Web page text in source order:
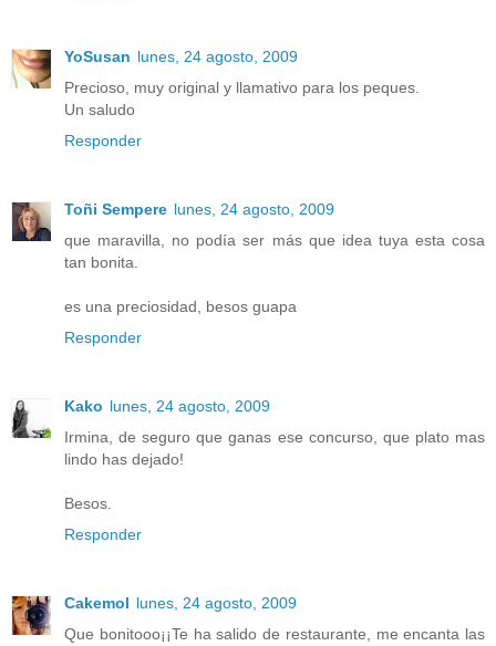
YoSusan lunes, 24 agosto, 2009
Precioso, muy original y llamativo para los peques.
Un saludo
Responder
Toñi Sempere lunes, 24 agosto, 2009
que maravilla, no podía ser más que idea tuya esta cosa
tan bonita.
es una preciosidad, besos guapa
Responder
Kako lunes, 24 agosto, 2009
Irmina, de seguro que ganas ese concurso, que plato mas
lindo has dejado!
Besos.
Responder
Cakemol lunes, 24 agosto, 2009
Que bonitooo¡¡Te ha salido de restaurante, me encanta las